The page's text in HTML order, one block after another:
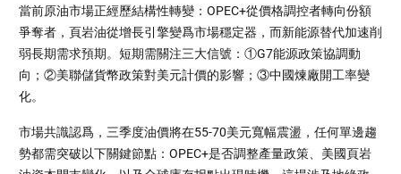
當前原油市場正經歷結構性轉變：OPEC+從價格調控者轉向份額
爭奪者，頁岩油從增長引擎變爲市場穩定器，而新能源替代加速削
弱長期需求預期。短期需關注三大信號：①G7能源政策協調動
向；②美聯儲貨幣政策對美元計價的影響；③中國煉廠開工率變
化。
市場共識認爲，三季度油價將在55-70美元寬幅震盪，任何單邊趨
勢都需突破以下關鍵節點：OPEC+是否調整產量政策、美國頁岩